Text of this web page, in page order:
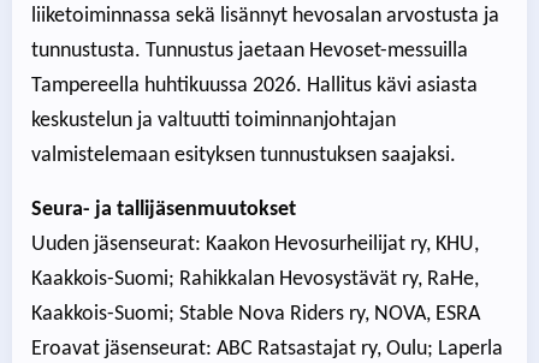
liiketoiminnassa sekä lisännyt hevosalan arvostusta ja
tunnustusta. Tunnustus jaetaan Hevoset-messuilla
Tampereella huhtikuussa 2026. Hallitus kävi asiasta
keskustelun ja valtuutti toiminnanjohtajan
valmistelemaan esityksen tunnustuksen saajaksi.
Seura- ja tallijäsenmuutokset
Uuden jäsenseurat: Kaakon Hevosurheilijat ry, KHU,
Kaakkois-Suomi; Rahikkalan Hevosystävät ry, RaHe,
Kaakkois-Suomi; Stable Nova Riders ry, NOVA, ESRA
Eroavat jäsenseurat: ABC Ratsastajat ry, Oulu; Laperla